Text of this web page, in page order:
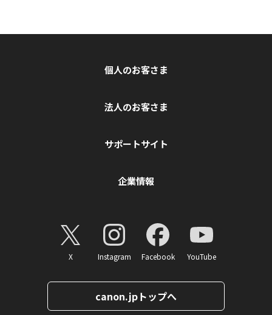
個人のお客さま
法人のお客さま
サポートサイト
企業情報
X Instagram Facebook YouTube
canon.jpトップへ